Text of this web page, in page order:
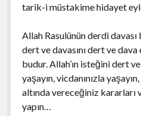
tarik-i müstakime hidayet
Allah Rasulünün derdi
dert ve davasını dert ve dava
budur. Allah’ın isteğini dert
yaşayın, vicdanınızla
altında vereceğiniz kararları
yapın…